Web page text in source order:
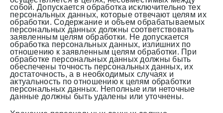
собой. Допускается обработка исключительно тех
персональных данных, которые отвечают целям их
обработки. Содержание и объем обрабатываемых
персональных данных должны соответствовать
заявленным целям обработки. Не допускается
обработка персональных данных, излишних по
отношению к заявленным целям обработки. При
обработке персональных данных должны быть
обеспечены точность персональных данных, их
достаточность, а в необходимых случаях и
актуальность по отношению к целям обработки
персональных данных. Неполные или неточные
данные должны быть удалены или уточнены.